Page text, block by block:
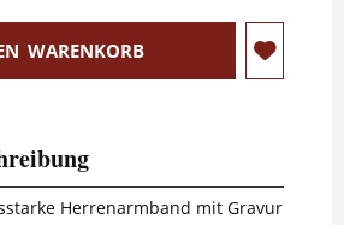
WARENKORB
Herrenarmband mit Gravur